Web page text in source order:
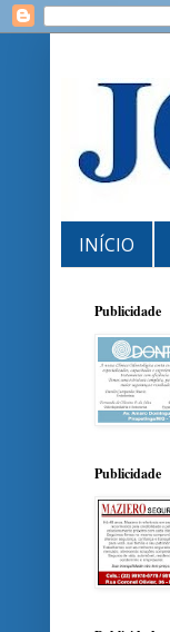
INÍCIO
Publicidade
Publicidade